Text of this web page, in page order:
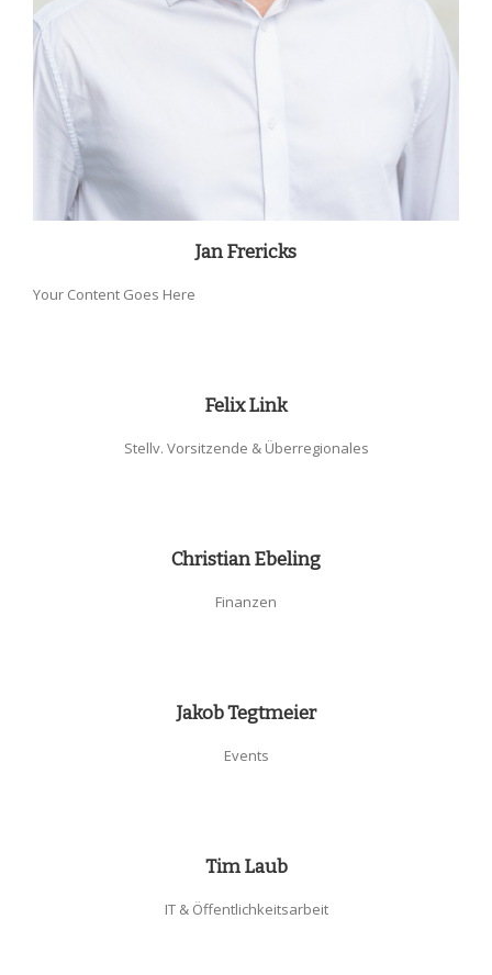
Jan Frericks
Your Content Goes Here
Felix Link
Stellv. Vorsitzende & Überregionales
Christian Ebeling
Finanzen
Jakob Tegtmeier
Events
Tim Laub
IT & Öffentlichkeitsarbeit